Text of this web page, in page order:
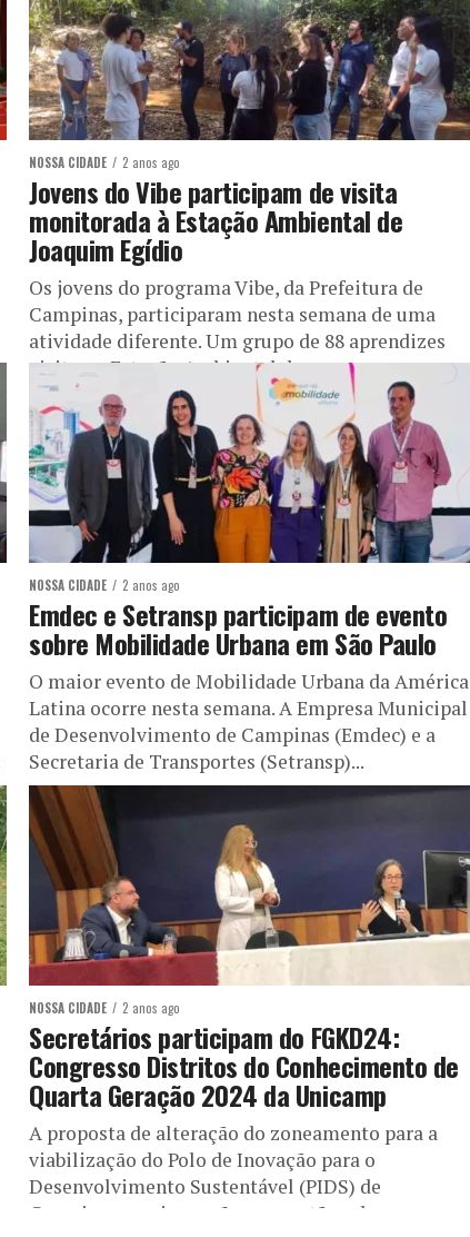
NOSSA CIDADE 2 anos ago
Jovens do Vibe participam de visita
monitorada à Estação Ambiental de
Joaquim Egídio
Os jovens do programa Vibe, da Prefeitura de
Campinas, participaram nesta semana de uma
atividade diferente. Um grupo de 88 aprendizes
visitou a Estação Ambiental de...
NOSSA CIDADE 2 anos ago
Emdec e Setransp participam de evento
sobre Mobilidade Urbana em São Paulo
O maior evento de Mobilidade Urbana da América
Latina ocorre nesta semana. A Empresa Municipal
de Desenvolvimento de Campinas (Emdec) e a
Secretaria de Transportes (Setransp)...
NOSSA CIDADE 2 anos ago
Secretários participam do FGKD24:
Congresso Distritos do Conhecimento de
Quarta Geração 2024 da Unicamp
A proposta de alteração do zoneamento para a
viabilização do Polo de Inovação para o
Desenvolvimento Sustentável (PIDS) de
Campinas e as inovações na gestão urbana...